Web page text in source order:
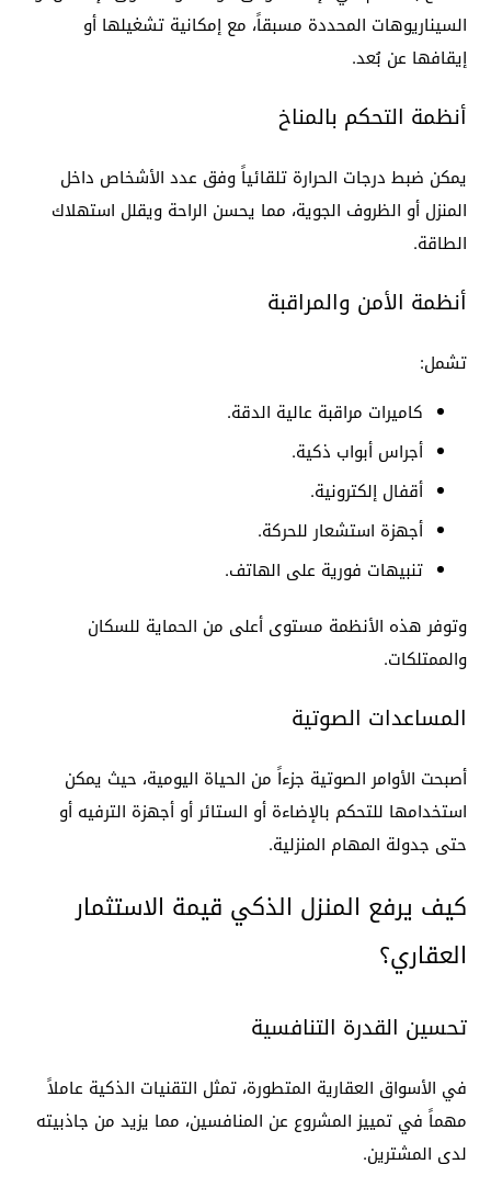
السيناريوهات المحددة مسبقاً، مع إمكانية تشغيلها أو
إيقافها عن بُعد.
أنظمة التحكم بالمناخ
يمكن ضبط درجات الحرارة تلقائياً وفق عدد الأشخاص داخل
المنزل أو الظروف الجوية، مما يحسن الراحة ويقلل استهلاك
الطاقة.
أنظمة الأمن والمراقبة
تشمل:
كاميرات مراقبة عالية الدقة.
أجراس أبواب ذكية.
أقفال إلكترونية.
أجهزة استشعار للحركة.
تنبيهات فورية على الهاتف.
وتوفر هذه الأنظمة مستوى أعلى من الحماية للسكان
والممتلكات.
المساعدات الصوتية
أصبحت الأوامر الصوتية جزءاً من الحياة اليومية، حيث يمكن
استخدامها للتحكم بالإضاءة أو الستائر أو أجهزة الترفيه أو
حتى جدولة المهام المنزلية.
كيف يرفع المنزل الذكي قيمة الاستثمار
العقاري؟
تحسين القدرة التنافسية
في الأسواق العقارية المتطورة، تمثل التقنيات الذكية عاملاً
مهماً في تمييز المشروع عن المنافسين، مما يزيد من جاذبيته
لدى المشترين.